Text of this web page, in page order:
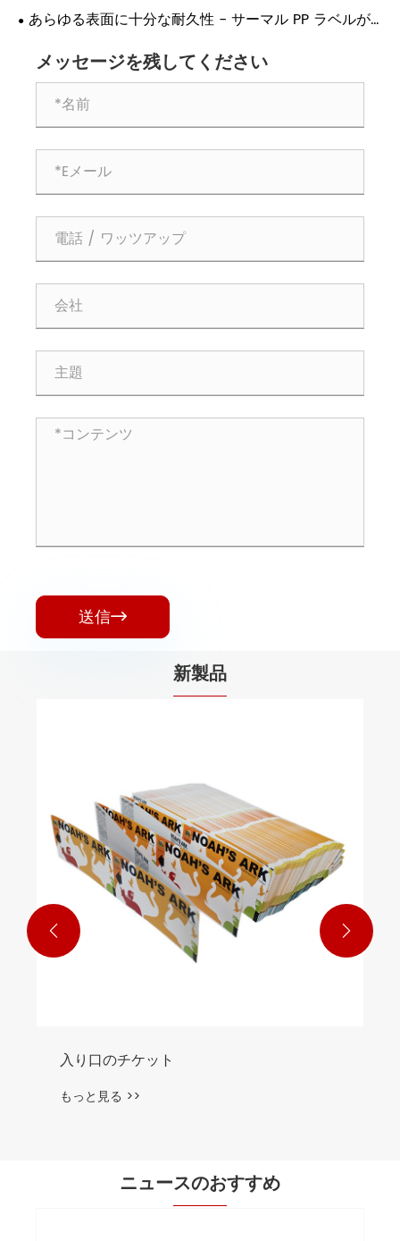
あらゆる表面に十分な耐久性 - サーマル PP ラベルが
メッセージを残してください
送信
新製品
入り口のチケット
もっと見る >>
 
ニュースのおすすめ